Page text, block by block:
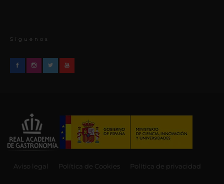
Síguenos
Aviso legal Política de Cookies Política de privacidad